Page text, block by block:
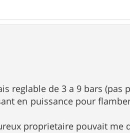
reglable de 3 a 9 bars (pas
en puissance pour
proprietaire pouvait me